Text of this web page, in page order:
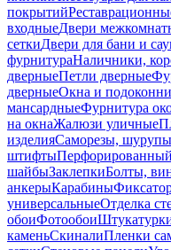
покрытий
входныеДвери
сеткиДвери для бани и
фурнитураНаличники,
дверныеПетли дверные
дверныеОкна и
мансардныеФурнитура
на окнаЖалюзи уличные
изделияСаморезы, шурупы
штифты
шайбыЗаклепкиБолты,
анкерыКарабины
универсальныеОтделка
обоиФотообои
каменьСкиналиПленки